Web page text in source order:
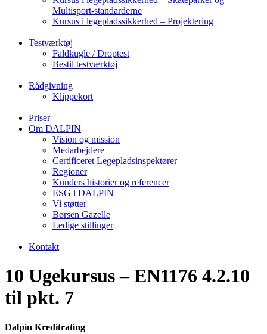
Multisport-standarderne
Kursus i legepladssikkerhed – Projektering
Testværktøj
Faldkugle / Droptest
Bestil testværktøj
Rådgivning
Klippekort
Priser
Om DALPIN
Vision og mission
Medarbejdere
Certificeret Legepladsinspektører
Regioner
Kunders historier og referencer
ESG i DALPIN
Vi støtter
Børsen Gazelle
Ledige stillinger
Kontakt
10 Ugekursus – EN1176 4.2.10
til pkt. 7
Dalpin Kreditrating